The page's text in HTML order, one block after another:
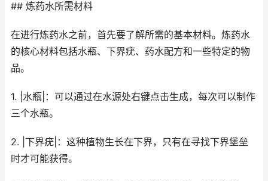
## 炼药水所需材料
在进行炼药水之前，首先要了解所需的基本材料。炼药水
的核心材料包括水瓶、下界疣、药水配方和一些特定的物
品。
1. |水瓶|：可以通过在水源处右键点击生成，每次可以制作
三个水瓶。
2. |下界疣|：这种植物生长在下界，只有在寻找下界堡垒
时才可能获得。